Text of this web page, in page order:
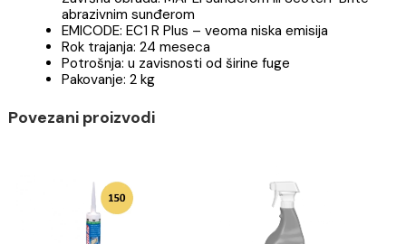
Vreme obradljivosti mešavine: približno 2 sata
Vreme čekanja do završne obrade: 10–20
Prohodnost za lak pešački saobraćaj: posle
približno 24 sata
Spremno za upotrebu: posle 7–10 dana
Nanošenje: gumenom MAPEI gletericom ili
nazubljenom gletericom
EMICODE: EC1 R Plus – veoma niska emisija
Rok trajanja: 24 meseca
Potrošnja: u zavisnosti od širine fuge
Pakovanje: 2 kg